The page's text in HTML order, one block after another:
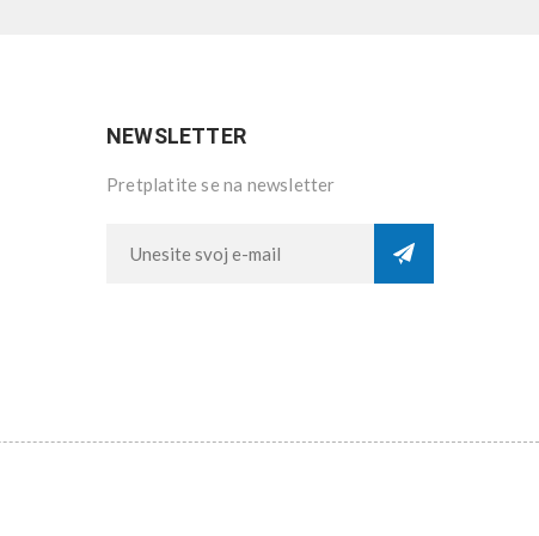
NEWSLETTER
Pretplatite se na newsletter